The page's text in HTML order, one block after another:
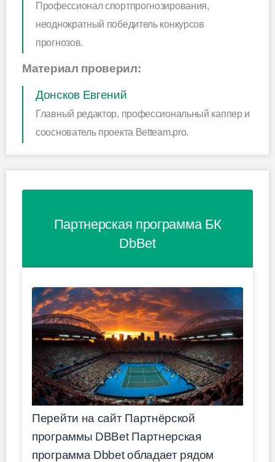
Профессионал спортпрогнозирования,
неоднократный победитель конкурсов
прогнозов.
Материал проверил:
Донсков Евгений
Главный редактор, профессиональный каппер и
сооснователь проекта Betteam.pro.
Партнерская программа БК
DbBet
Перейти на сайт Партнёрской
программы DBBet Партнерская
программа Dbbet обладает рядом